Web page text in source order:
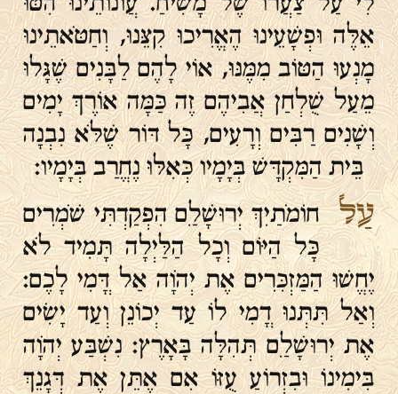
אֵלֶּה וּפְשָׁעֵינוּ הֶאֱרִיכוּ קִצֵּנוּ, וְחַטֹּאתֵינוּ
מָנְעוּ הַטּוֹב מִמֶּנּוּ, אוֹי לָהֶם לַבָּנִים שֶׁגָּלוּ
מֵעַל שֻׁלְחַן אֲבִיהֶם זֶה כַּמָּה אוֹרֶךְ יָמִים
וְשָׁנִים רַבִּים וְרָעִים, כָּל דּוֹר שֶׁלֹּא נִבְנָה
בֵּית הַמִּקְדָּשׁ בְּיָמָיו כְּאִלּוּ נֶחֱרַב בְּיָמָיו:
עַלחוֹמֹתַיִךְ יְרוּשָׁלַ‍ִם הִפְקַדְתִּי שֹׁמְרִים
כָּל הַיּוֹם וְכָל הַלַּיְלָה תָּמִיד לֹא
יֶחֱשׁוּ הַמַּזְכִּרִים אֶת יְהֹוָה אַל דֳּמִי לָכֶם׃
וְאַל תִּתְּנוּ דֳמִי לוֹ עַד יְכוֹנֵן וְעַד יָשִׂים
אֶת יְרוּשָׁלַ‍ִם תְּהִלָּה בָּאָרֶץ׃ נִשְׁבַּע יְהֹוָה
בִּימִינוֹ וּבִזְרוֹעַ עֻזּוֹ אִם אֶתֵּן אֶת דְּגָנֵךְ